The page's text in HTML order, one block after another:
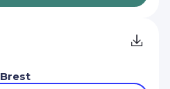
Brest